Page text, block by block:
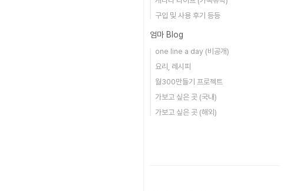
구입 및 사용 후기 등등
엄마 Blog
one line a day (비공개)
요리, 레시피
월300만들기 프로젝트
가보고 싶은 곳 (국내)
가보고 싶은 곳 (해외)